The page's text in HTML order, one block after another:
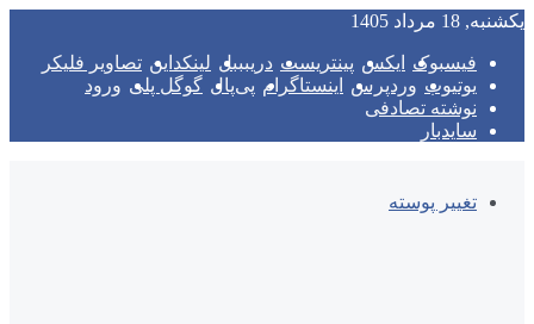
یکشنبه, 18 مرداد 1405
فیسبوک ایکس پینتریست دریبببل لینکداین تصاویر فلیکر
یوتیوب وردپرس اینستاگرام پی‌پال گوگل پلی
ورود
نوشته تصادفی
سایدبار
تغییر پوسته